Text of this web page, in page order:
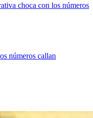
choca con los números
números callan